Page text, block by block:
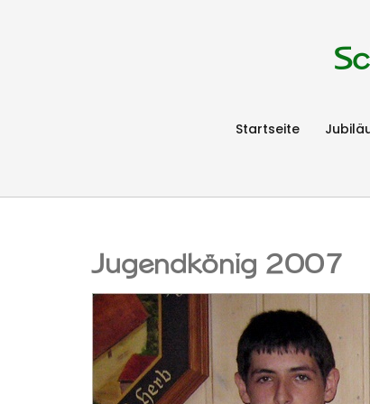
Startseite
Jugendkönig 2007